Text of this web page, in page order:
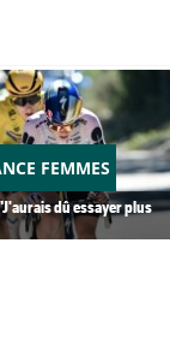
FEMMES
dû essayer plus